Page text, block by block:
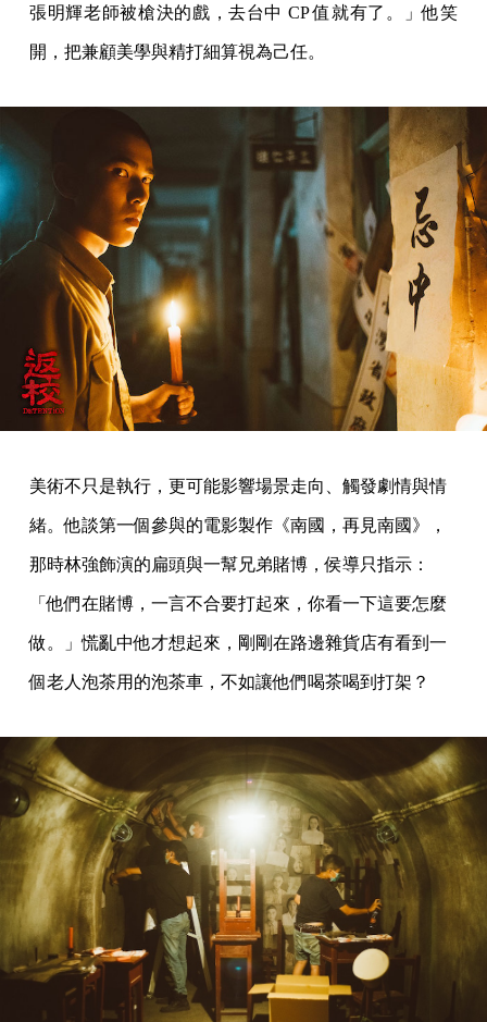
張明輝老師被槍決的戲，去台中 CP 值就有了。」他笑
開，把兼顧美學與精打細算視為己任。
美術不只是執行，更可能影響場景走向、觸發劇情與情
緒。他談第一個參與的電影製作《南國，再見南國》，
那時林強飾演的扁頭與一幫兄弟賭博，侯導只指示：
「他們在賭博，一言不合要打起來，你看一下這要怎麼
做。」慌亂中他才想起來，剛剛在路邊雜貨店有看到一
個老人泡茶用的泡茶車，不如讓他們喝茶喝到打架？